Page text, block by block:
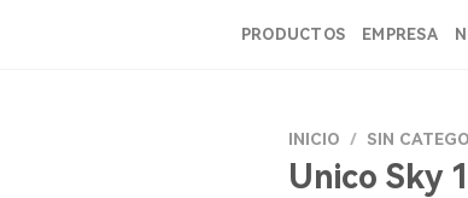
PRODUCTOS EMPRESA
INICIO / SIN
Unico Sky